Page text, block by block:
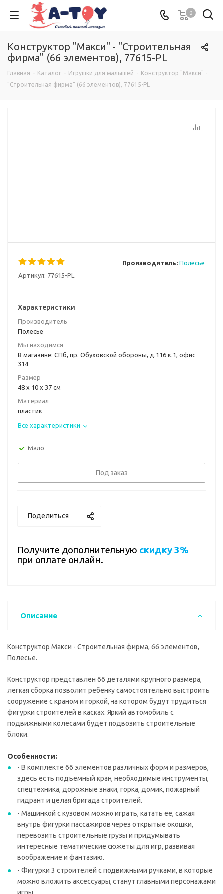
0
Конструктор "Макси" - "Строительная
фирма" (66 элементов), 77615-PL
Главная - Каталог - Игрушки для малышей - Конструктор "Макси" -
"Строительная фирма" (66 элементов), 77615-PL
Артикул: 77615-PL
Производитель: Полесье
Характеристики
Производитель
Полесье
Мы находимся
В магазине: СПб, пр. Обуховской обороны, д.116 к.1, офис
314
Размер
48 х 10 х 37 см
Материал
пластик
Все характеристики
Мало
Под заказ
Поделиться
Получите дополнительную скидку 3%
при оплате онлайн.
Описание
Конструктор Макси - Строительная фирма, 66 элементов,
Полесье.
Конструктор представлен 66 деталями крупного размера,
легкая сборка позволит ребенку самостоятельно выстроить
сооружение с краном и горкой, на котором будут трудиться
фигурки строителей в касках. Яркий автомобиль с
подвижными колесами будет подвозить строительные
блоки.
Особенности:
- В комплекте 66 элементов различных форм и размеров,
здесь есть подъемный кран, необходимые инструменты,
спецтехника, дорожные знаки, горка, домик, пожарный
гидрант и целая бригада строителей.
- Машинкой с кузовом можно играть, катать ее, сажая
внутрь фигурки пассажиров через открытые окошки,
перевозить строительные грузы и придумывать
интересные тематические сюжеты для игр, развивая
воображение и фантазию.
- Фигурки 3 строителей с подвижными ручками, в которые
можно вложить аксессуары, станут главными персонажами
игры.